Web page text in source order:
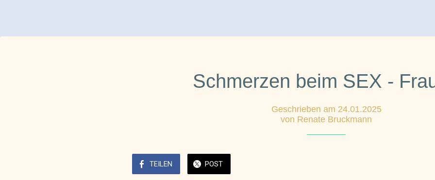
Schmerzen beim SEX -
Geschrieben am 24.01.2025
von Renate Bruckmann
TEILEN POST